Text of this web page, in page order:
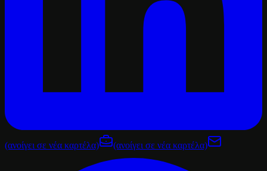
(ανοίγει σε νέα καρτέλα) (ανοίγει σε νέα καρτέλα)